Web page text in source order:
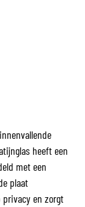
heeft een
met een
plaat
en zorgt